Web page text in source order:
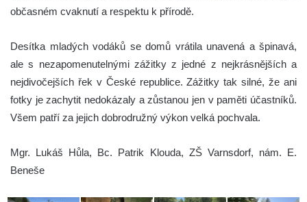
občasném cvaknutí a respektu k přírodě.
Desítka mladých vodáků se domů vrátila unavená a špinavá,
ale s nezapomenutelnými zážitky z jedné z nejkrásnějších a
nejdivočejších řek v České republice. Zážitky tak silné, že ani
fotky je zachytit nedokázaly a zůstanou jen v paměti účastníků.
Všem patří za jejich dobrodružný výkon velká pochvala.
Mgr. Lukáš Hůla, Bc. Patrik Klouda, ZŠ Varnsdorf, nám. E.
Beneše